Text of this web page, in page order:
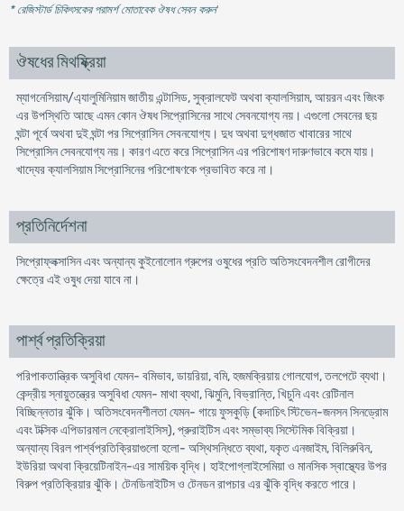
* রেজিস্টার্ড চিকিৎসকের পরামর্শ মোতাবেক ঔষধ সেবন করুন'
ঔষধের মিথষ্ক্রিয়া
ম্যাগনেসিয়াম/এ্যালুমিনিয়াম জাতীয় এন্টাসিড, সুক্রালফেট অথবা ক্যালসিয়াম, আয়রন এবং জিংক
এর উপস্থিতি আছে এমন কোন ঔষধ সিপ্রোসিনের সাথে সেবনযোগ্য নয়। এগুলো সেবনের ছয়
ঘন্টা পূর্বে অথবা দুই ঘন্টা পর সিপ্রোসিন সেবনযোগ্য। দুধ অথবা দুগ্ধজাত খাবারের সাথে
সিপ্রোসিন সেবনযোগ্য নয়। কারণ এতে করে সিপ্রোসিন এর পরিশোষণ দারুণভাবে কমে যায়।
খাদ্যের ক্যালসিয়াম সিপ্রোসিনের পরিশোষণকে প্রভাবিত করে না।
প্রতিনির্দেশনা
সিপ্রোফ্লক্সাসিন এবং অন্যান্য কুইনোলোন গ্রুপের ওষুধের প্রতি অতিসংবেদনশীল রোগীদের
ক্ষেত্রে এই ওষুধ দেয়া যাবে না।
পার্শ্ব প্রতিক্রিয়া
পরিপাকতান্ত্রিক অসুবিধা যেমন- বমিভাব, ডায়রিয়া, বমি, হজমক্রিয়ায় গোলযোগ, তলপেটে ব্যথা।
কেন্দ্রীয় স্নায়ুতন্ত্রের অসুবিধা যেমন- মাথা ব্যথা, ঝিমুনি, বিভ্রান্তি, খিচুনি এবং রেটিনাল
বিচ্ছিন্নতার ঝুঁকি। অতিসংবেদনশীলতা যেমন- গায়ে ফুসকুড়ি (কদাচিৎ স্টিভেন-জনসন সিনড্রোম
এবং টক্সিক এপিডারমাল নেক্রোলাইসিস), প্রুরাইটিস এবং সম্ভাব্য সিস্টেমিক বিক্রিয়া।
অন্যান্য বিরল পার্শ্বপ্রতিক্রিয়াগুলো হলো- অস্থিসন্ধিতে ব্যথা, যকৃত এনজাইম, বিলিরুবিন,
ইউরিয়া অথবা ক্রিয়েটিনাইন-এর সাময়িক বৃদ্ধি। হাইপোগ্লাইসেমিয়া ও মানসিক স্বাস্থ্যের উপর
বিরুপ প্রতিক্রিয়ার ঝুঁকি। টেনডিনাইটিস ও টেনডন রাপচার এর ঝুঁকি বৃদ্ধি করতে পারে।